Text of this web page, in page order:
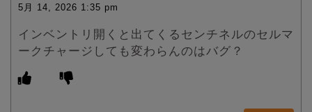
5月 14, 2026 1:35 pm
インベントリ開くと出てくるセンチネルのセルマ
ークチャージしても変わらんのはバグ？